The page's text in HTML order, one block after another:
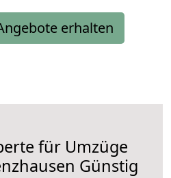
erhalten
für Umzüge
Günstig